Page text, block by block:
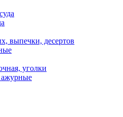
выпечки, десертов
уголки